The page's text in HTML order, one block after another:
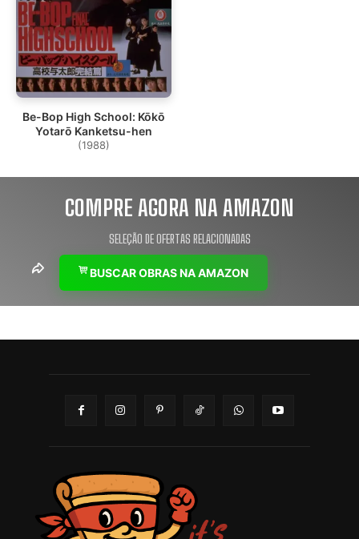
Be-Bop High School: Kōkō
Yotarō Kanketsu-hen
(1988)
COMPRE AGORA NA AMAZON
SELEÇÃO DE OFERTAS RELACIONADAS
BUSCAR OBRAS NA AMAZON